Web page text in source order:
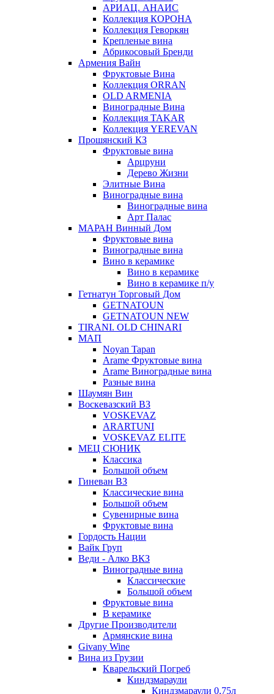
АРИАЦ. АНАИС
Коллекция КОРОНА
Коллекция Геворкян
Крепленые вина
Абрикосовый Бренди
Армения Вайн
Фруктовые Вина
Коллекция ORRAN
OLD ARMENIA
Виноградные Вина
Коллекция TAKAR
Коллекция YEREVAN
Прошянский КЗ
Фруктовые вина
Арцруни
Дерево Жизни
Элитные Вина
Виноградные вина
Виноградные вина
Арт Палас
МАРАН Винный Дом
Фруктовые вина
Виноградные вина
Вино в керамике
Вино в керамике
Вино в керамике п/у
Гетнатун Торговый Дом
GETNATOUN
GETNATOUN NEW
TIRANI. OLD CHINARI
МАП
Noyan Tapan
Arame Фруктовые вина
Arame Виноградные вина
Разные вина
Шаумян Вин
Воскевазский ВЗ
VOSKEVAZ
ARARTUNI
VOSKEVAZ ELITE
МЕЦ СЮНИК
Классика
Большой объем
Гиневан ВЗ
Классические вина
Большой объем
Сувенирные вина
Фруктовые вина
Гордость Нации
Вайк Груп
Веди - Алко ВКЗ
Виноградные вина
Классические
Большой объем
Фруктовые вина
В керамике
Другие Производители
Армянские вина
Givany Wine
Вина из Грузии
Кварельский Погреб
Киндзмараули
Киндзмараули 0,75л